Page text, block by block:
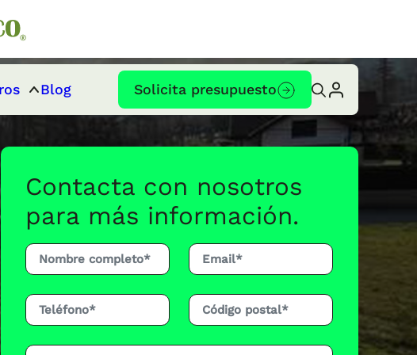
Blog Solicita presupuesto
Contacta con nosotros
para más información.